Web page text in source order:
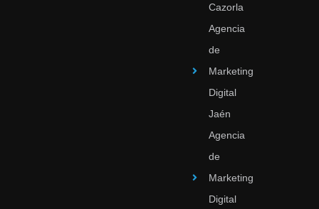
Cazorla
Agencia
de
Marketing
Digital
Jaén
Agencia
de
Marketing
Digital